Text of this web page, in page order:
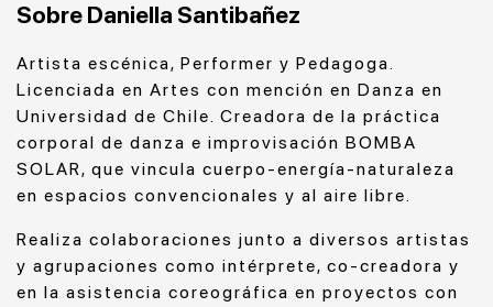
Sobre Daniella Santibañez
Artista escénica, Performer y Pedagoga.
Licenciada en Artes con mención en Danza en
Universidad de Chile. Creadora de la práctica
corporal de danza e improvisación BOMBA
SOLAR, que vincula cuerpo-energía-naturaleza
en espacios convencionales y al aire libre.
Realiza colaboraciones junto a diversos artistas
y agrupaciones como intérprete, co-creadora y
en la asistencia coreográfica en proyectos con